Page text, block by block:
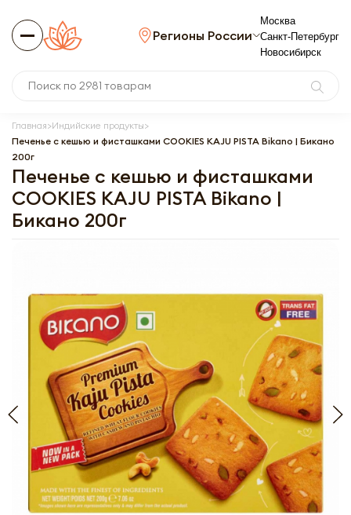
Регионы России
Москва
Санкт-Петербург
Новосибирск
Главная Индийские продукты
Печенье с кешью и фисташками COOKIES KAJU PISTA Bikano | Бикано
200г
Печенье с кешью и фисташками
COOKIES KAJU PISTA Bikano |
Бикано 200г